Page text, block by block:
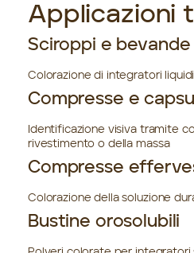
Applicazioni
Sciroppi e bevande
Colorazione di integratori
Compresse e
Identificazione visiva tramite
rivestimento o della massa
Compresse
Colorazione della soluzione
Bustine orosolubili